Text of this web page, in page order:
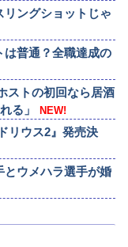
リングショットじゃ
は普通？全職達成の
ストの初回なら居酒
る」
NEW!
リウス2』発売決
とウメハラ選手が婚